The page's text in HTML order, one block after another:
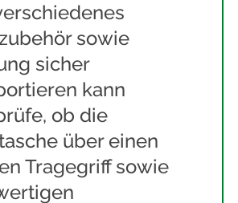
sowie
sicher
kann
ob die
über einen
Tragegriff sowie